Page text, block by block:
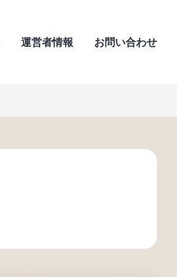
運営者情報 お問い合わせ